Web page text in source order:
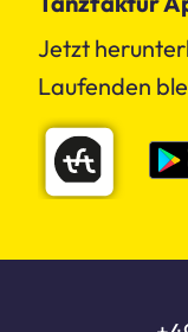
Jetzt
Laufenden